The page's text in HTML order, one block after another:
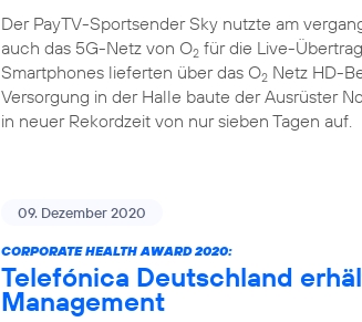
Der PayTV-Sportsender Sky nutzte am
auch das 5G-Netz von O2 für die Live-
Smartphones lieferten über das O2 Netz HD-
Versorgung in der Halle baute der Ausrüster
in neuer Rekordzeit von nur sieben Tagen auf.
09. Dezember 2020
CORPORATE HEALTH AWARD 2020:
Telefónica Deutschland
Management